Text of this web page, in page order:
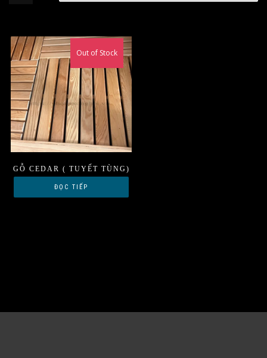
GỖ CEDAR ( TUYẾT TÙNG)
Out of Stock
ĐỌC TIẾP